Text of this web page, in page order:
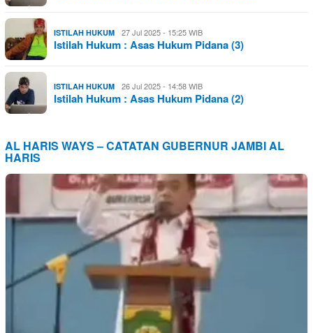
ISTILAH HUKUM 27 Jul 2025 - 15:25 WIB
Istilah Hukum : Asas Hukum Pidana (3)
ISTILAH HUKUM 26 Jul 2025 - 14:58 WIB
Istilah Hukum : Asas Hukum Pidana (2)
AL HARIS WAYS – CATATAN GUBERNUR JAMBI AL
HARIS